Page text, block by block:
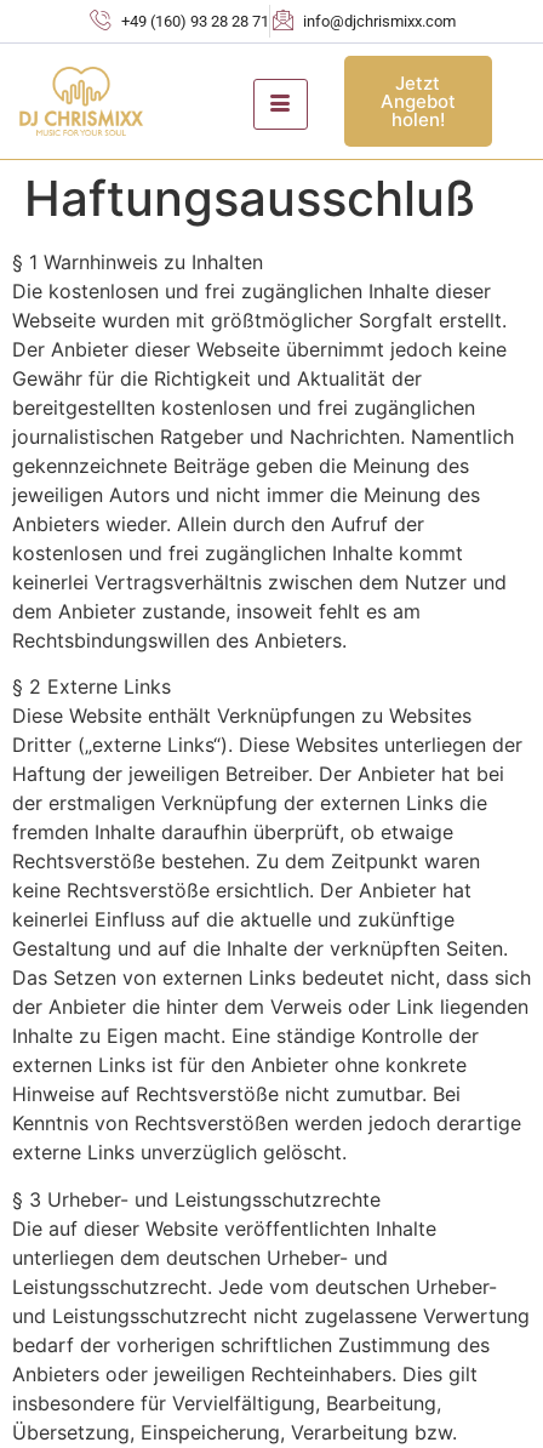
+49 (160) 93 28 28 71 info@djchrismixx.com
Jetzt
Angebot
holen!
Haftungsausschluß
§ 1 Warnhinweis zu Inhalten
Die kostenlosen und frei zugänglichen Inhalte dieser
Webseite wurden mit größtmöglicher Sorgfalt erstellt.
Der Anbieter dieser Webseite übernimmt jedoch keine
Gewähr für die Richtigkeit und Aktualität der
bereitgestellten kostenlosen und frei zugänglichen
journalistischen Ratgeber und Nachrichten. Namentlich
gekennzeichnete Beiträge geben die Meinung des
jeweiligen Autors und nicht immer die Meinung des
Anbieters wieder. Allein durch den Aufruf der
kostenlosen und frei zugänglichen Inhalte kommt
keinerlei Vertragsverhältnis zwischen dem Nutzer und
dem Anbieter zustande, insoweit fehlt es am
Rechtsbindungswillen des Anbieters.
§ 2 Externe Links
Diese Website enthält Verknüpfungen zu Websites
Dritter („externe Links“). Diese Websites unterliegen der
Haftung der jeweiligen Betreiber. Der Anbieter hat bei
der erstmaligen Verknüpfung der externen Links die
fremden Inhalte daraufhin überprüft, ob etwaige
Rechtsverstöße bestehen. Zu dem Zeitpunkt waren
keine Rechtsverstöße ersichtlich. Der Anbieter hat
keinerlei Einfluss auf die aktuelle und zukünftige
Gestaltung und auf die Inhalte der verknüpften Seiten.
Das Setzen von externen Links bedeutet nicht, dass sich
der Anbieter die hinter dem Verweis oder Link liegenden
Inhalte zu Eigen macht. Eine ständige Kontrolle der
externen Links ist für den Anbieter ohne konkrete
Hinweise auf Rechtsverstöße nicht zumutbar. Bei
Kenntnis von Rechtsverstößen werden jedoch derartige
externe Links unverzüglich gelöscht.
§ 3 Urheber- und Leistungsschutzrechte
Die auf dieser Website veröffentlichten Inhalte
unterliegen dem deutschen Urheber- und
Leistungsschutzrecht. Jede vom deutschen Urheber-
und Leistungsschutzrecht nicht zugelassene Verwertung
bedarf der vorherigen schriftlichen Zustimmung des
Anbieters oder jeweiligen Rechteinhabers. Dies gilt
insbesondere für Vervielfältigung, Bearbeitung,
Übersetzung, Einspeicherung, Verarbeitung bzw.